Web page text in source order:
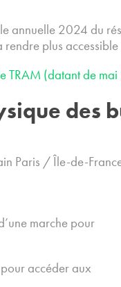
annuelle 2024 du
plus
TRAM (datant de
des
Paris / Île-de-
marche pour
accéder aux